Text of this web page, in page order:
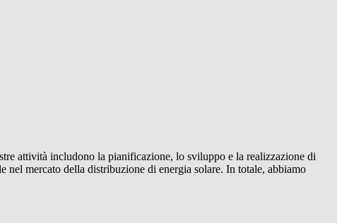
attività includono la pianificazione, lo sviluppo e la realizzazione di
nel mercato della distribuzione di energia solare. In totale, abbiamo